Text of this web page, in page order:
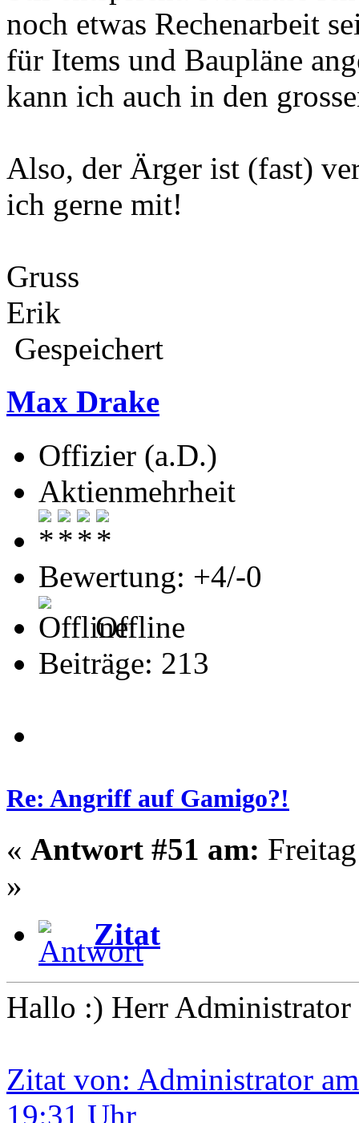
noch etwas Rechenarbeit
für Items und Baupläne
kann ich auch in den
Also, der Ärger ist (fast)
ich gerne mit!
Gruss
Erik
Gespeichert
Max Drake
Offizier (a.D.)
Aktienmehrheit
Bewertung: +4/-0
Offline
Beiträge: 213
Re: Angriff auf Gamigo?!
« Antwort #51 am:
»
Zitat
Hallo :) Herr Administrator
Zitat von: Administrator
19:31 Uhr